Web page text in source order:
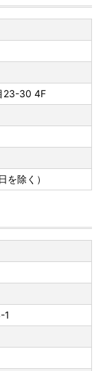
23-30 4F
除く）
1